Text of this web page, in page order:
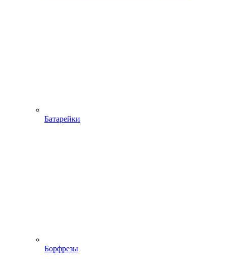
Батарейки
Борфрезы